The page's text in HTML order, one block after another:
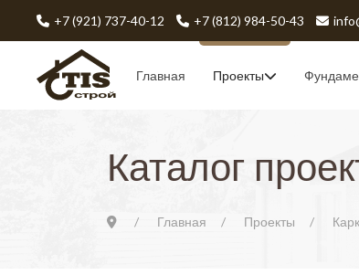
+7 (921) 737-40-12 +7 (812) 984-50-43
Главная Проекты
Каталог
Главная Проекты